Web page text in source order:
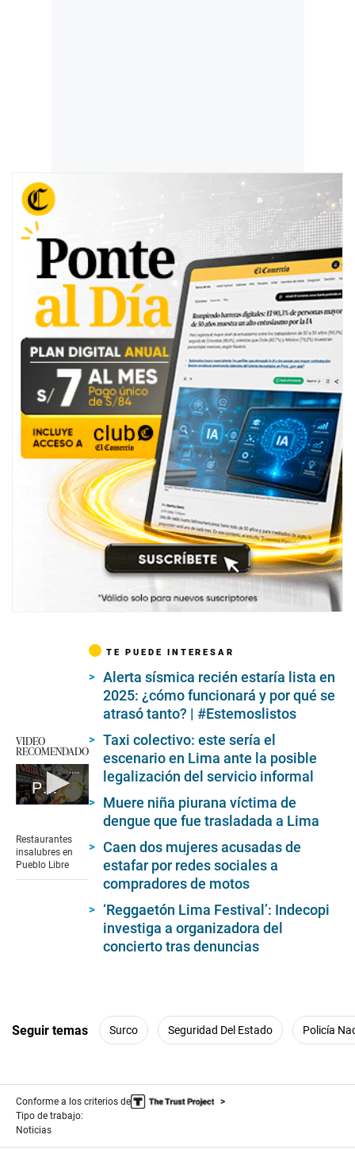
VIDEO
RECOMENDADO
Pueblo Libre: Clausura de chifas
of
6
minutes,
Restaurantes
insalubres en
Pueblo Libre
TE PUEDE INTERESAR
Alerta sísmica recién estaría lista en
2025: ¿cómo funcionará y por qué se
atrasó tanto? | #Estemoslistos
Taxi colectivo: este sería el
escenario en Lima ante la posible
legalización del servicio informal
Muere niña piurana víctima de
dengue que fue trasladada a Lima
Caen dos mujeres acusadas de
estafar por redes sociales a
compradores de motos
‘Reggaetón Lima Festival’: Indecopi
investiga a organizadora del
concierto tras denuncias
Seguir temas Surco Seguridad Del Estado Policía
Conforme a los criterios de
Tipo de trabajo:
Noticias